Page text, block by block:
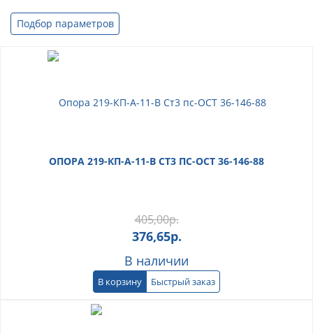
Подбор параметров
ОПОРА 219-КП-А-11-В СТ3 ПС-ОСТ 36-146-88
405,00р.
376,65р.
В наличии
В корзину Быстрый заказ